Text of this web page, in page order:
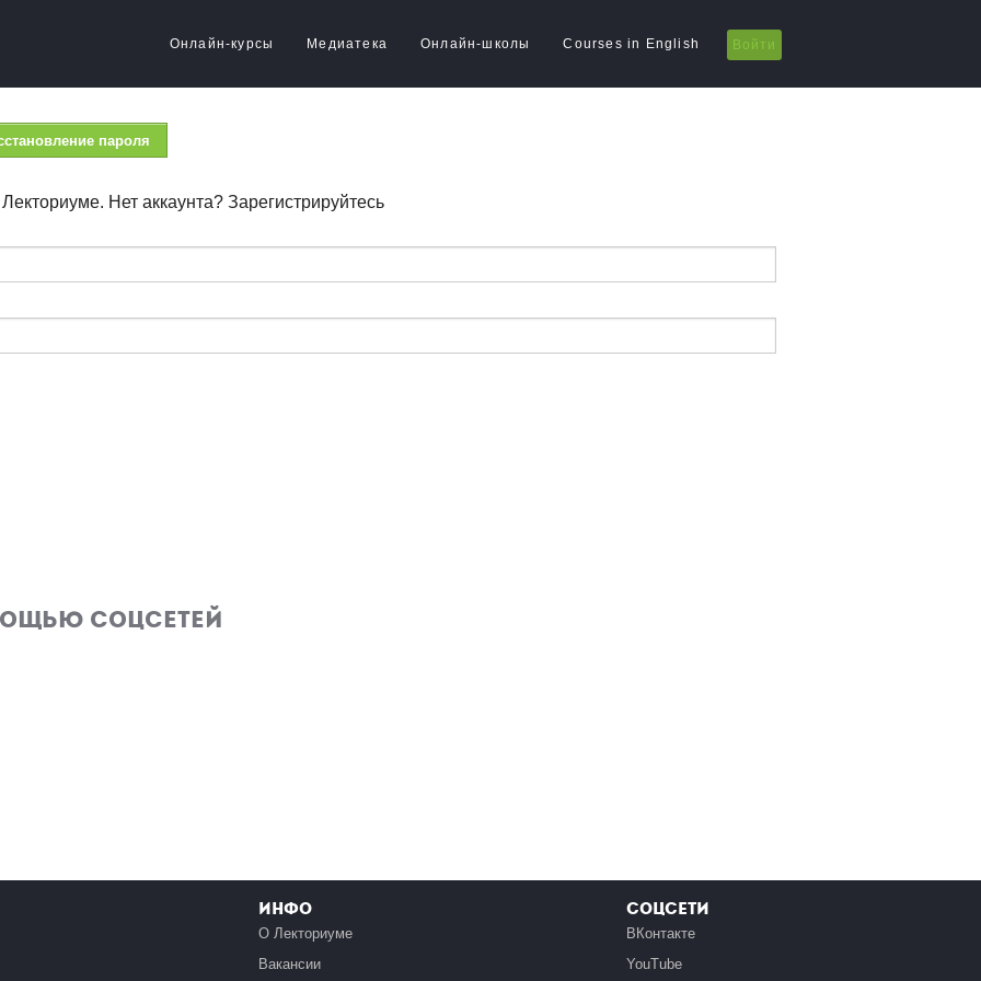
Онлайн-курсы Медиатека Онлайн-школы Courses in English Войти
пароля
соцсетей
Инфо
О Лекториуме
Вакансии
Соцсети
ВКонтакте
YouTube